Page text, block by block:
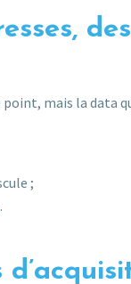
mais la
;